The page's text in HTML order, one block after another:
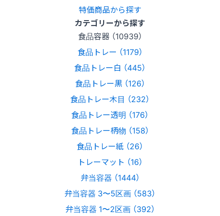
特価商品から探す
カテゴリーから探す
食品容器 （10939）
食品トレー （1179）
食品トレー白 （445）
食品トレー黒 （126）
食品トレー木目 （232）
食品トレー透明 （176）
食品トレー柄物 （158）
食品トレー紙 （26）
トレーマット （16）
弁当容器 （1444）
弁当容器 3〜5区画 （583）
弁当容器 1〜2区画 （392）